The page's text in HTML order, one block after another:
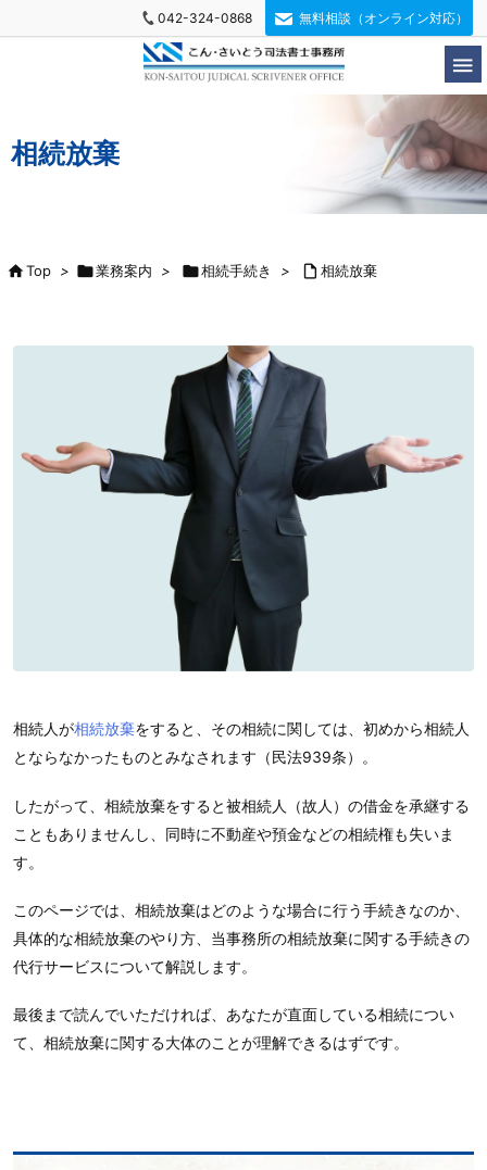

042-324-0868 無料相談（オンライン対応）
相続放棄
Top > 業務案内 > 相続手続き >  相続放棄
相続人が相続放棄をすると、その相続に関しては、初めから相続人
とならなかったものとみなされます（民法939条）。
したがって、相続放棄をすると被相続人（故人）の借金を承継する
こともありませんし、同時に不動産や預金などの相続権も失いま
す。
このページでは、相続放棄はどのような場合に行う手続きなのか、
具体的な相続放棄のやり方、当事務所の相続放棄に関する手続きの
代行サービスについて解説します。
最後まで読んでいただければ、あなたが直面している相続につい
て、相続放棄に関する大体のことが理解できるはずです。